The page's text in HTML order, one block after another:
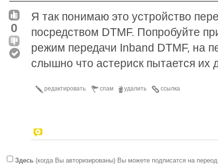
0
Я так понимаю это устройство
посредством DTMF. Попробуйте
режим передачи Inband DTMF, на
слышно что астериск пытается их
ссылка
удалить
спам
редактировать
Здесь (когда Вы авторизированы) Вы можете подписатся на